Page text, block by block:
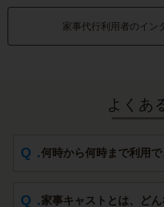
家事代行利用者のイン
よくあ
何時から何時まで利用で
家事キャストとは、ど